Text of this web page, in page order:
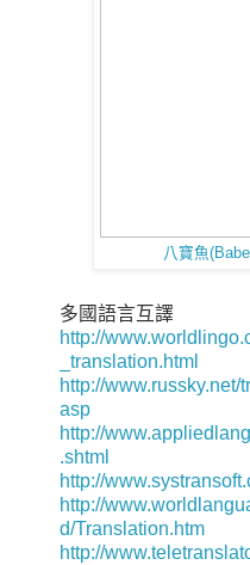
八寶魚
多國語言互譯
http://
_translation.html
http://
asp
http://
.shtml
http://
http://
d/Translation.htm
http://